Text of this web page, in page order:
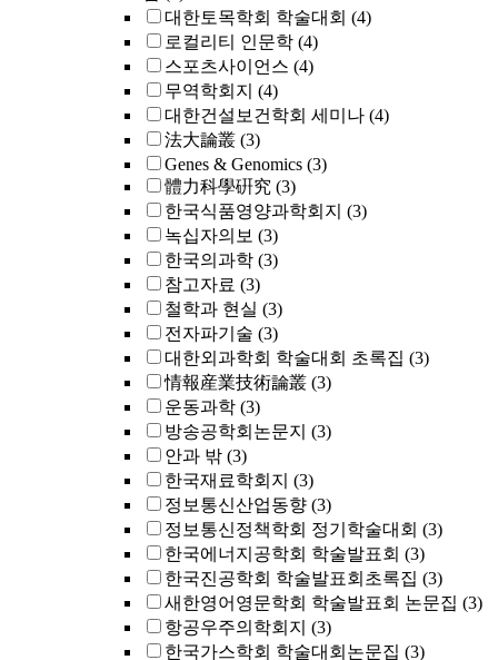
대한토목학회 학술대회 (4)
로컬리티 인문학 (4)
스포츠사이언스 (4)
무역학회지 (4)
대한건설보건학회 세미나 (4)
法大論叢 (3)
Genes & Genomics (3)
體力科學硏究 (3)
한국식품영양과학회지 (3)
녹십자의보 (3)
한국의과학 (3)
참고자료 (3)
철학과 현실 (3)
전자파기술 (3)
대한외과학회 학술대회 초록집 (3)
情報産業技術論叢 (3)
운동과학 (3)
방송공학회논문지 (3)
안과 밖 (3)
한국재료학회지 (3)
정보통신산업동향 (3)
정보통신정책학회 정기학술대회 (3)
한국에너지공학회 학술발표회 (3)
한국진공학회 학술발표회초록집 (3)
새한영어영문학회 학술발표회 논문집 (3)
항공우주의학회지 (3)
한국가스학회 학술대회논문집 (3)